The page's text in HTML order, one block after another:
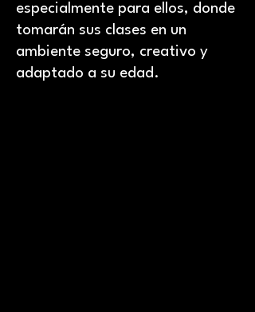
especialmente para ellos, donde
tomarán sus clases en un
ambiente seguro, creativo y
adaptado a su edad.